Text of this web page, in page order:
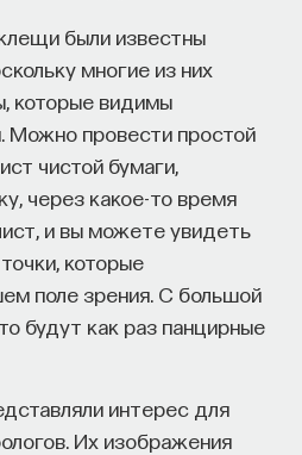
были известны
многие из них
которые видимы
Можно провести простой
чистой бумаги,
через какое-то время
и вы можете увидеть
которые
поле зрения. С большой
будут как раз панцирные
интерес для
Их изображения
Школы философии
гуманитарных наук